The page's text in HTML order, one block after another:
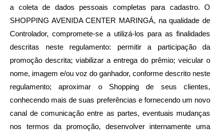
a coleta de dados pessoais completas para cadastro. O
SHOPPING AVENIDA CENTER MARINGÁ, na qualidade de
Controlador, compromete-se a utilizá-los para as finalidades
descritas neste regulamento: permitir a participação da
promoção descrita; viabilizar a entrega do prêmio; veicular o
nome, imagem e/ou voz do ganhador, conforme descrito neste
regulamento; aproximar o Shopping de seus clientes,
conhecendo mais de suas preferências e fornecendo um novo
canal de comunicação entre as partes, eventuais mudanças
nos termos da promoção, desenvolver internamente uma